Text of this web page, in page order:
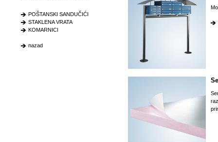
POŠTANSKI SANDUČIĆI
STAKLENA VRATA
KOMARNICI
nazad